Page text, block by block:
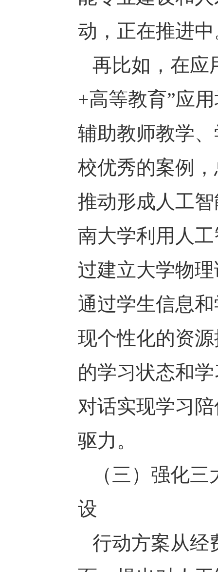
动，正在推进
再比如，在应
+高等教育”应
辅助教师教学
校优秀的案例
推动形成人工
南大学利用人
过建立大学物
通过学生信息
现个性化的资
的学习状态和
对话实现学习
驱力。
（三）强化
设
行动方案从经